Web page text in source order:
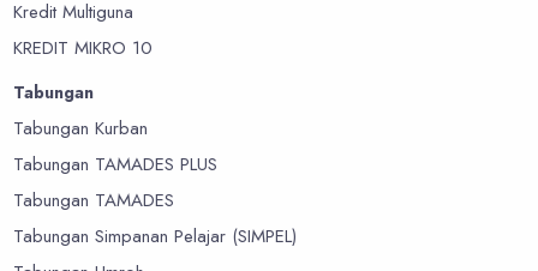
Kredit Multiguna
KREDIT MIKRO 10
Tabungan
Tabungan Kurban
Tabungan TAMADES PLUS
Tabungan TAMADES
Tabungan Simpanan Pelajar (SIMPEL)